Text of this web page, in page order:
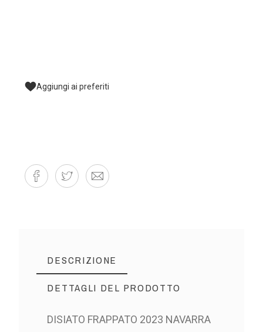
Aggiungi ai preferiti
DESCRIZIONE
DETTAGLI DEL PRODOTTO
DISIATO FRAPPATO 2023 NAVARRA